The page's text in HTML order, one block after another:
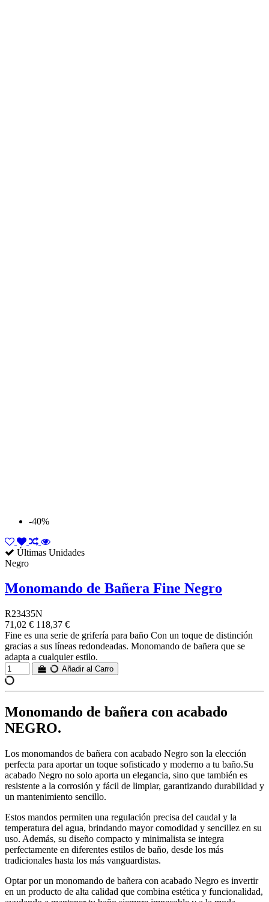
-40%
Últimas Unidades
Negro
Monomando de Bañera Fine Negro
R23435N
71,02 € 118,37 €
Fine es una serie de grifería para baño Con un toque de distinción
gracias a sus líneas redondeadas. Monomando de bañera que se
adapta a cualquier estilo.
Añadir al Carro
Monomando de bañera con acabado
NEGRO.
Los monomandos de bañera con acabado Negro son la elección
perfecta para aportar un toque sofisticado y moderno a tu baño.Su
acabado Negro no solo aporta un elegancia, sino que también es
resistente a la corrosión y fácil de limpiar, garantizando durabilidad y
un mantenimiento sencillo.
Estos mandos permiten una regulación precisa del caudal y la
temperatura del agua, brindando mayor comodidad y sencillez en su
uso. Además, su diseño compacto y minimalista se integra
perfectamente en diferentes estilos de baño, desde los más
tradicionales hasta los más vanguardistas.
Optar por un monomando de bañera con acabado Negro es invertir
en un producto de alta calidad que combina estética y funcionalidad,